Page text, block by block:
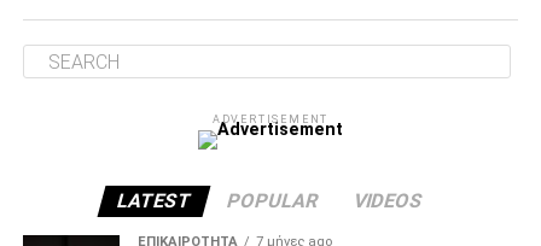
2. Την πιο σίγουρη και την πιο γρήγορη λύση για την
πολύ να δωθεί στον λαό του ΠΑΟΚ.
Και από ότι φαίνεται, ούτε γρήγοροι, ούτε σίγουροι, ούτε
ADVERTISEMENT
LATEST POPULAR VIDEOS
ΕΠΙΚΑΙΡΌΤΗΤΑ 7 μήνες ago